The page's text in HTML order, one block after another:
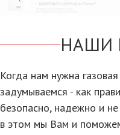
НАШИ
Когда нам нужна
задумываемся - как
безопасно, надежно и
в этом мы Вам и